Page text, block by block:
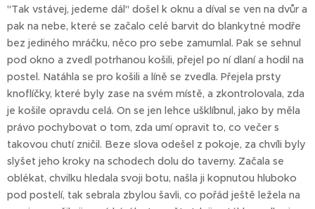
"Tak vstávej, jedeme dál" došel k oknu a díval se ven na dvůr a
pak na nebe, které se začalo celé barvit do blankytné modře
bez jediného mráčku, něco pro sebe zamumlal. Pak se sehnul
pod okno a zvedl potrhanou košili, přejel po ní dlaní a hodil na
postel. Natáhla se pro košili a líně se zvedla. Přejela prsty
knoflíčky, které byly zase na svém místě, a zkontrolovala, zda
je košile opravdu celá. On se jen lehce ušklíbnul, jako by měla
právo pochybovat o tom, zda umí opravit to, co večer s
takovou chutí zničil. Beze slova odešel z pokoje, za chvíli byly
slyšet jeho kroky na schodech dolu do taverny. Začala se
oblékat, chvilku hledala svoji botu, našla ji kopnutou hluboko
pod postelí, tak sebrala zbylou šavli, co pořád ještě ležela na